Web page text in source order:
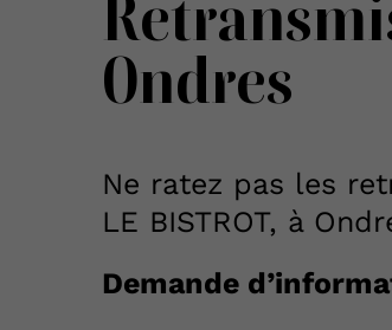
Ondres
Ne ratez pas les
LE BISTROT, à
Demande